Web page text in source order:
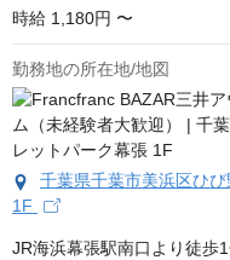
時給 1,180円 〜
勤務地の所在地/地図
千葉県千葉市美浜区ひ
1F
JR海浜幕張駅南口より徒歩